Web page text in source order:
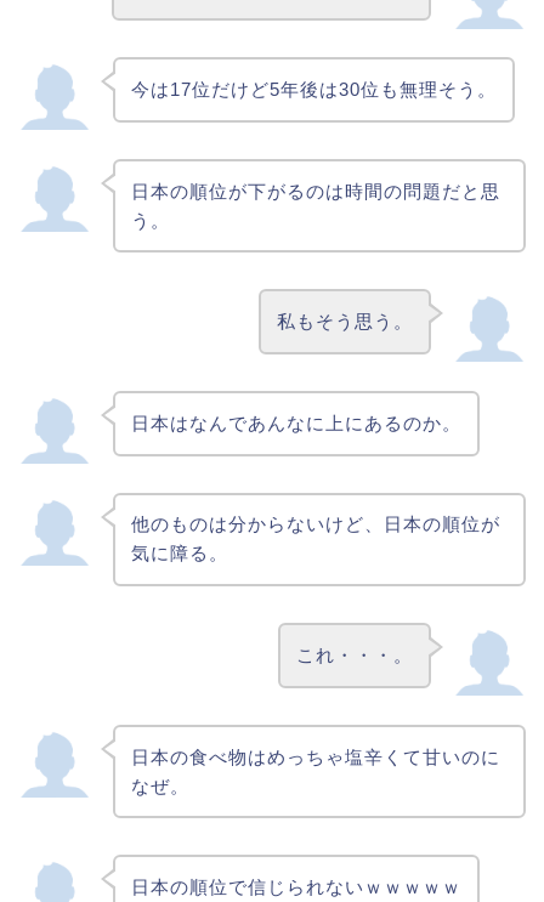
今は17位だけど5年後は30位も無理そう。
日本の順位が下がるのは時間の問題だと思
う。
私もそう思う。
日本はなんであんなに上にあるのか。
他のものは分からないけど、日本の順位が
気に障る。
これ・・・。
日本の食べ物はめっちゃ塩辛くて甘いのに
なぜ。
日本の順位で信じられないｗｗｗｗｗ